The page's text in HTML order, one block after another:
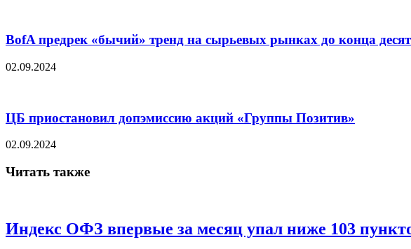
BofA предрек «бычий» тренд на сырьевых рынках до конца
02.09.2024
ЦБ приостановил допэмиссию акций «Группы Позитив»
02.09.2024
Читать также
Индекс ОФЗ впервые за месяц упал ниже 103